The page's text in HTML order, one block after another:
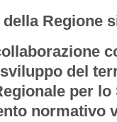
Regione
del
per
normativo